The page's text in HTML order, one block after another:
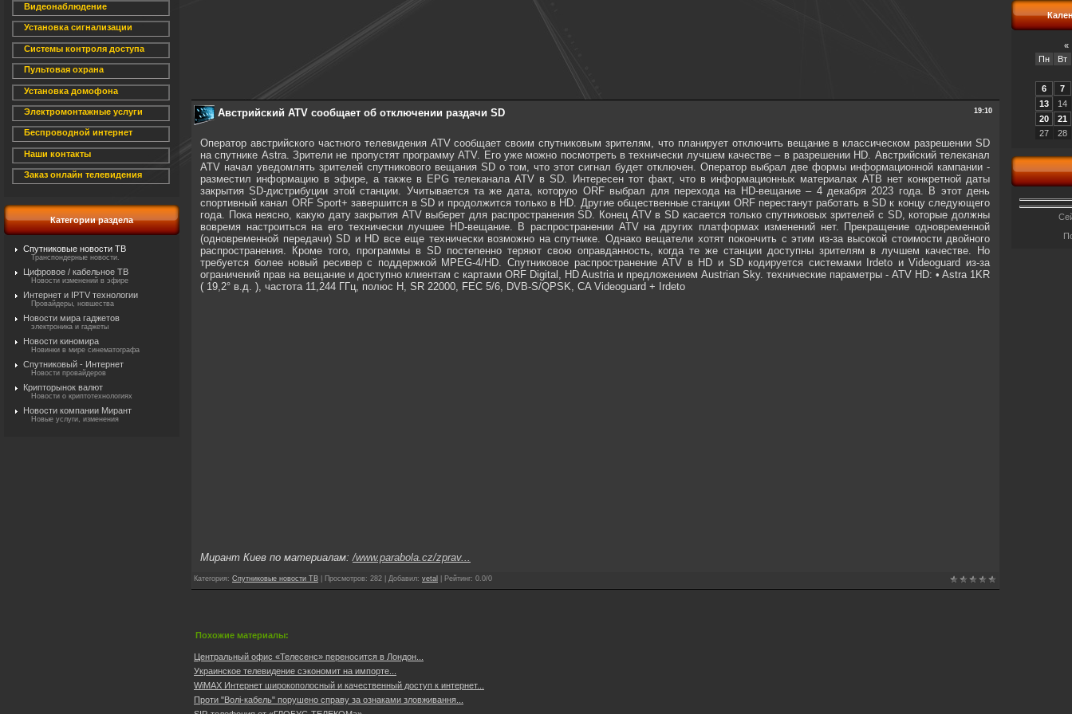
Видеонаблюдение
Установка сигнализации
Системы контроля доступа
Пультовая охрана
Установка домофона
Электромонтажные услуги
Беспроводной интернет
Наши контакты
Заказ онлайн телевидения
Категории раздела
Спутниковые новости ТВ
Транспондерные новости.
Цифровое / кабельное ТВ
Новости изменений в эфире
Интернет и IPTV технологии
Провайдеры, новшества
Новости мира гаджетов
электроника и гаджеты
Новости киномира
Новинки в мире синематографа
Спутниковый - Интернет
Новости провайдеров
Крипторынок валют
Новости о криптотехнологиях
Новости компании Мирант
Новые услуги, изменения
19:10
Австрийский ATV сообщает об отключении раздачи SD
Оператор австрийского частного телевидения ATV сообщает своим спутниковым зрителям, что планирует отключить вещание в классическом разрешении SD
на спутнике Astra. Зрители не пропустят программу ATV. Его уже можно посмотреть в технически лучшем качестве – в разрешении HD. Австрийский телеканал
ATV начал уведомлять зрителей спутникового вещания SD о том, что этот сигнал будет отключен. Оператор выбрал две формы информационной кампании -
разместил информацию в эфире, а также в EPG телеканала ATV в SD. Интересен тот факт, что в информационных материалах АТВ нет конкретной даты
закрытия SD-дистрибуции этой станции. Учитывается та же дата, которую ORF выбрал для перехода на HD-вещание – 4 декабря 2023 года. В этот день
спортивный канал ORF Sport+ завершится в SD и продолжится только в HD. Другие общественные станции ORF перестанут работать в SD к концу следующего
года. Пока неясно, какую дату закрытия ATV выберет для распространения SD. Конец ATV в SD касается только спутниковых зрителей с SD, которые должны
вовремя настроиться на его технически лучшее HD-вещание. В распространении ATV на других платформах изменений нет. Прекращение одновременной
(одновременной передачи) SD и HD все еще технически возможно на спутнике. Однако вещатели хотят покончить с этим из-за высокой стоимости двойного
распространения. Кроме того, программы в SD постепенно теряют свою оправданность, когда те же станции доступны зрителям в лучшем качестве. Но
требуется более новый ресивер с поддержкой MPEG-4/HD. Спутниковое распространение ATV в HD и SD кодируется системами Irdeto и Videoguard из-за
ограничений прав на вещание и доступно клиентам с картами ORF Digital, HD Austria и предложением Austrian Sky. технические параметры - ATV HD: • Astra 1KR
( 19,2° в.д. ), частота 11,244 ГГц, полюс H, SR 22000, FEC 5/6, DVB-S/QPSK, CA Videoguard + Irdeto
Мирант Киев по материалам: /www.parabola.cz/zprav...
Категория: Спутниковые новости ТВ Просмотров: 282 Добавил: vetal Рейтинг: 0.0/0
Похожие материалы:
Центральный офис «Телесенс» переносится в Лондон...
Украинское телевидение сэкономит на импорте...
WiMAX Интернет широкополосный и качественный доступ к интернет...
Проти "Волі-кабель" порушено справу за ознаками зловживання...
«
Пн
Вт
6
7
13
14
20
21
27
28